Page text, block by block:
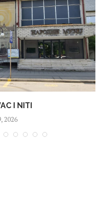
I NITI
2026